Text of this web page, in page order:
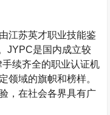
江苏英才职业技能鉴
JYPC是国内成立较
续齐全的职业认证机
领域的旗帜和榜样。
，在社会各界具有广